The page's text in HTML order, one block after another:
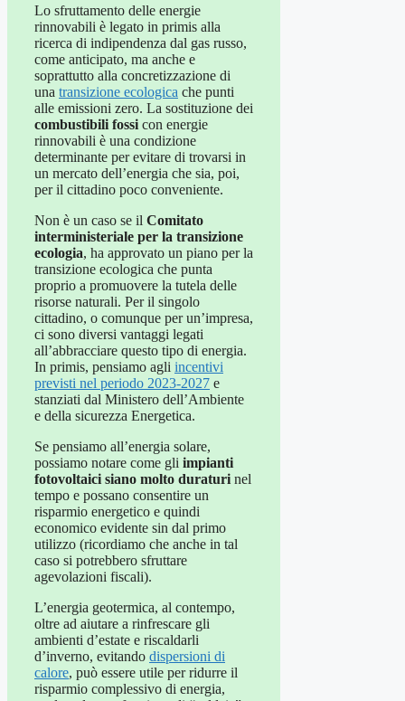
Lo sfruttamento delle energie
rinnovabili è legato in primis alla
ricerca di indipendenza dal gas russo,
come anticipato, ma anche e
soprattutto alla concretizzazione di
una transizione ecologica che punti
alle emissioni zero. La sostituzione dei
combustibili fossi con energie
rinnovabili è una condizione
determinante per evitare di trovarsi in
un mercato dell’energia che sia, poi,
per il cittadino poco conveniente.
Non è un caso se il Comitato
interministeriale per la transizione
ecologia, ha approvato un piano per la
transizione ecologica che punta
proprio a promuovere la tutela delle
risorse naturali. Per il singolo
cittadino, o comunque per un’impresa,
ci sono diversi vantaggi legati
all’abbracciare questo tipo di energia.
In primis, pensiamo agli incentivi
previsti nel periodo 2023-2027 e
stanziati dal Ministero dell’Ambiente
e della sicurezza Energetica.
Se pensiamo all’energia solare,
possiamo notare come gli impianti
fotovoltaici siano molto duraturi nel
tempo e possano consentire un
risparmio energetico e quindi
economico evidente sin dal primo
utilizzo (ricordiamo che anche in tal
caso si potrebbero sfruttare
agevolazioni fiscali).
L’energia geotermica, al contempo,
oltre ad aiutare a rinfrescare gli
ambienti d’estate e riscaldarli
d’inverno, evitando dispersioni di
calore, può essere utile per ridurre il
risparmio complessivo di energia,